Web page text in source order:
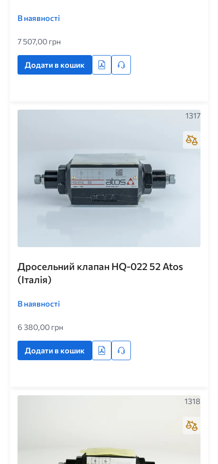
В наявності
7 507,00 грн
Додати в кошик
Дросельний клапан HQ-022 52 Atos
(Італія)
В наявності
6 380,00 грн
Додати в кошик
1317
1318